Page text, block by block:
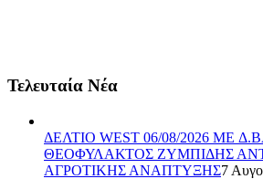
Τελευταία Νέα
ΔΕΛΤΙΟ WEST 06/08/2026 ME
ΘΕΟΦΥΛΑΚΤΟΣ ΖΥΜΠΙΔΗΣ
ΑΓΡΟΤΙΚΗΣ ΑΝΑΠΤΥΞΗΣ7